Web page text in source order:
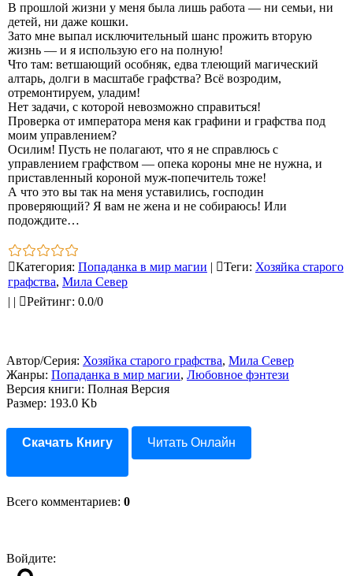
В прошлой жизни у меня была лишь работа — ни семьи, ни
детей, ни даже кошки.
Зато мне выпал исключительный шанс прожить вторую
жизнь — и я использую его на полную!
Что там: ветшающий особняк, едва тлеющий магический
алтарь, долги в масштабе графства? Всё возродим,
отремонтируем, уладим!
Нет задачи, с которой невозможно справиться!
Проверка от императора меня как графини и графства под
моим управлением?
Осилим! Пусть не полагают, что я не справлюсь с
управлением графством — опека короны мне не нужна, и
приставленный короной муж‑попечитель тоже!
А что это вы так на меня уставились, господин
проверяющий? Я вам не жена и не собираюсь! Или
подождите…
Категория: Попаданка в мир магии | Теги: Хозяйка старого
графства, Мила Север
| | Рейтинг: 0.0/0
Автор/Серия: Хозяйка старого графства, Мила Север
Жанры: Попаданка в мир магии, Любовное фэнтези
Версия книги: Полная Версия
Размер: 193.0 Kb
Скачать Книгу Читать Онлайн
Всего комментариев: 0
Войдите: